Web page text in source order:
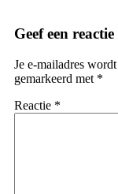
Geef een reactie
Je e-mailadres
gemarkeerd met *
Reactie *